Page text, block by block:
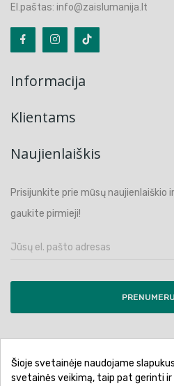
El.paštas: info@zaislumanija.lt
Informacija
Klientams
Naujienlaiškis
Prisijunkite prie mūsų naujienlaiškio
gaukite pirmieji!
Pirkimo sąlygos ir taisyklės
Šioje svetainėje naudojame
svetainės veikimą, taip pat gerinti